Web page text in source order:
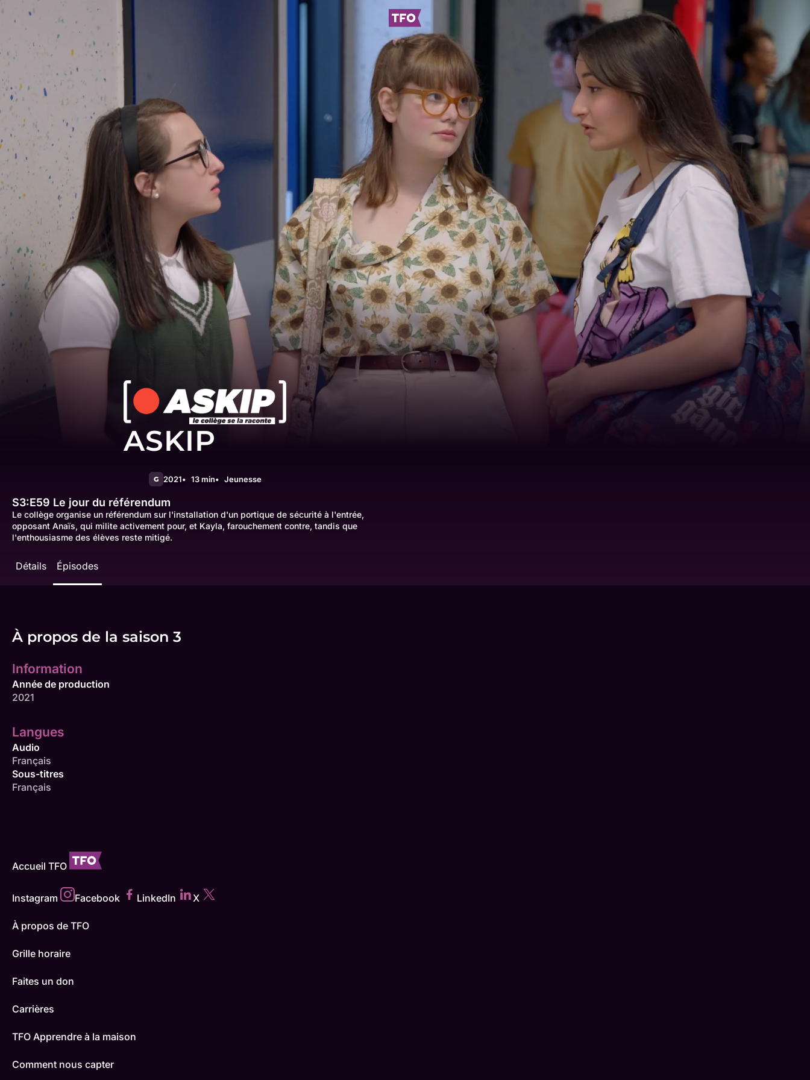
ASKIP
G 2021 13 min Jeunesse
S3:E59 Le jour du référendum
Le collège organise un référendum sur l'installation d'un portique de sécurité à l'entrée,
opposant Anaïs, qui milite activement pour, et Kayla, farouchement contre, tandis que
l'enthousiasme des élèves reste mitigé.
Détails Épisodes
À propos de la saison 3
Information
Année de production
2021
Langues
Audio
Français
Sous-titres
Français
Accueil TFO
Instagram Facebook LinkedIn X
À propos de TFO
Grille horaire
Faites un don
Carrières
TFO Apprendre à la maison
Comment nous capter